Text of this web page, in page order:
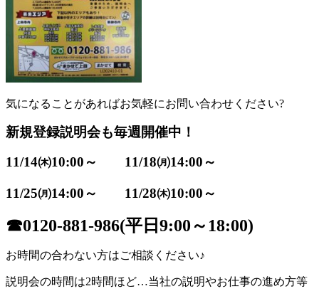
気になることがあればお気軽にお問い合わせください?
新規登録説明会も毎週開催中！
11/14㈭10:00～ 11/18㈪14:00～
11/25㈪14:00～ 11/28㈭10:00～
☎0120-881-986(平日9:00～18:00)
お時間の合わない方はご相談ください♪
説明会の時間は2時間ほど…当社の説明やお仕事の進め方等